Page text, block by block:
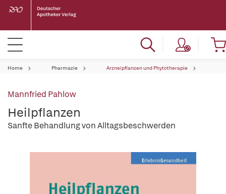
Home Pharmazie Arzneipflanzen und Phytotherapie
Mannfried Pahlow
Heilpflanzen
Sanfte Behandlung von Alltagsbeschwerden